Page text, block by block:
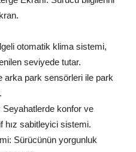
otomatik klima sistemi,
seviyede tutar.
arka park sensörleri ile park
Seyahatlerde konfor ve
hız sabitleyici sistemi.
Sürücünün yorgunluk